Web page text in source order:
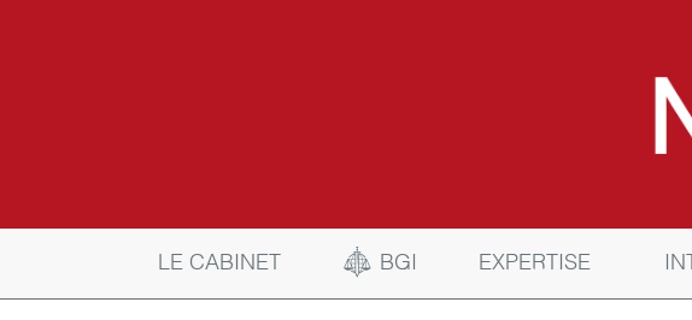
LE CABINET BGI EXPERTISE